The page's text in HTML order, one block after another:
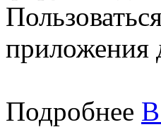
приложения
Подробнее